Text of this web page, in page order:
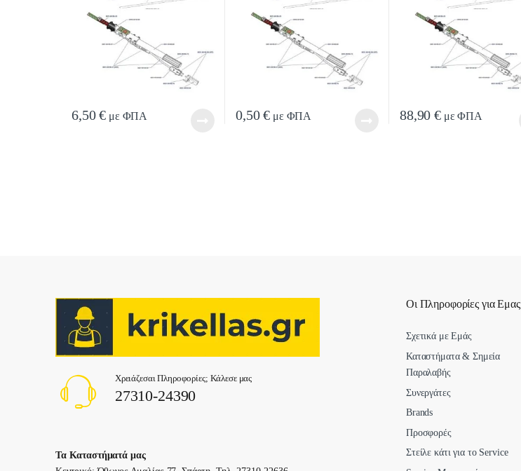
6,50€ με ΦΠΑ 0,50€ με ΦΠΑ 88,90€ με ΦΠΑ
Χρειάζεσαι Πληροφορίες; Κάλεσε μας
27310-24390
Τα Καταστήματά μας
Οι Πληροφορίες για Εμας
Σχετικά με Εμάς
Καταστήματα & Σημεία
Παραλαβής
Συνεργάτες
Brands
Προσφορές
Στείλε κάτι για το Service